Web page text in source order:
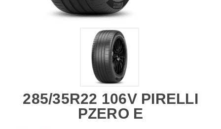
285/35R22 106V PIRELLI
PZERO E